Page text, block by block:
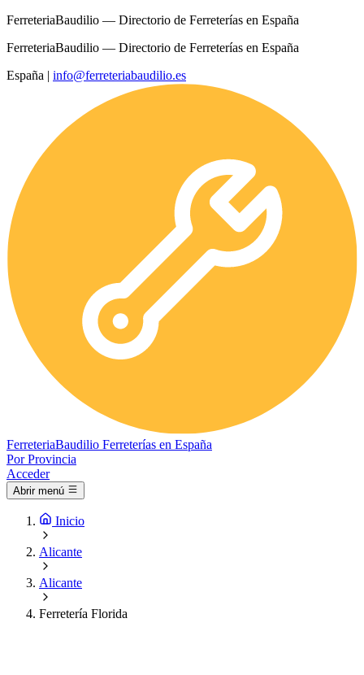
FerreteriaBaudilio — Directorio de Ferreterías en España
FerreteriaBaudilio — Directorio de Ferreterías en España
España | info@ferreteriabaudilio.es
FerreteriaBaudilio Ferreterías en España
Por Provincia
Acceder
Abrir menú
Inicio
Alicante
Alicante
Ferretería Florida